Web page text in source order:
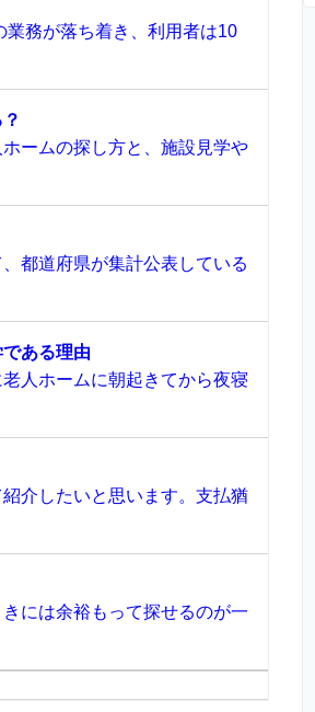
務が落ち着き、利用者は10
ームの探し方と、施設見学や
都道府県が集計公表している
ある理由
人ホームに朝起きてから夜寝
介したいと思います。支払猶
には余裕もって探せるのが一